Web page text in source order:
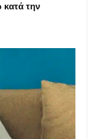
την